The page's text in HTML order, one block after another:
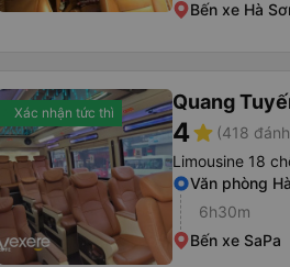
Bến xe Hà
Xác nhận tức thì Quang
4star (418
Limousine 18
Văn phòng
6h30m
Bến xe SaPa